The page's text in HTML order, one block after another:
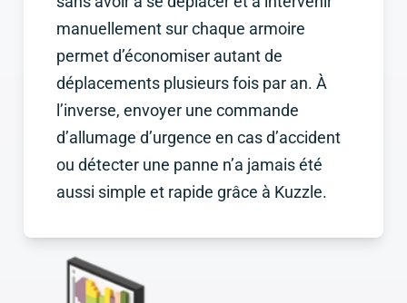
manuellement sur chaque armoire
permet d’économiser autant de
déplacements plusieurs fois par an. À
l’inverse, envoyer une commande
d’allumage d’urgence en cas d’accident
ou détecter une panne n’a jamais été
aussi simple et rapide grâce à Kuzzle.